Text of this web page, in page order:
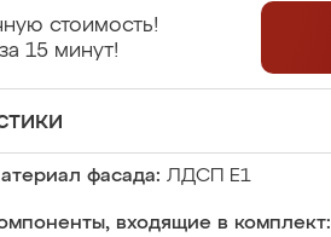
стоимость!
15 минут!
фасада: ЛДСП Е1
входящие в комплект: